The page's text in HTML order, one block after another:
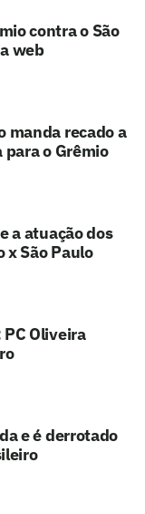
contra o São
web
manda recado a
o Grêmio
a atuação dos
x São Paulo
PC Oliveira
e é derrotado